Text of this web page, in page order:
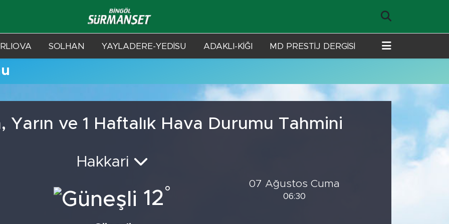
SOLHAN YAYLADERE-YEDİSU ADAKLI-KİĞI MD PRESTİJ DERGİSİ
Yarın ve 1 Haftalık Hava Durumu Tahmini
Hakkari
12°
07 Ağustos Cuma
06:30